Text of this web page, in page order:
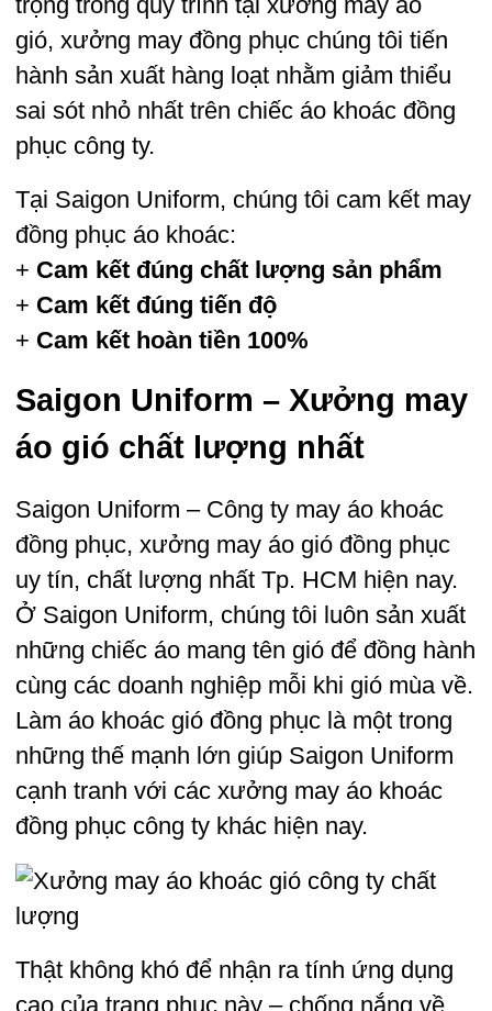
trọng trong quy trình tại xưởng may áo
gió,xưởng may đồng phục chúng tôi tiến
hành sản xuất hàng loạt nhằm giảm thiểu
sai sót nhỏ nhất trên chiếc áo khoác đồng
phục công ty.
Tại Saigon Uniform, chúng tôi cam kết may
đồng phục áo khoác:
+ Cam kết đúng chất lượng sản phẩm
+ Cam kết đúng tiến độ
+ Cam kết hoàn tiền 100%
Saigon Uniform – Xưởng may
áo gió chất lượng nhất
Saigon Uniform – Công ty may áo khoác
đồng phục, xưởng may áo gió đồng phục
uy tín, chất lượng nhất Tp. HCM hiện nay.
Ở Saigon Uniform, chúng tôi luôn sản xuất
những chiếc áo mang tên gió để đồng hành
cùng các doanh nghiệp mỗi khi gió mùa về.
Làm áo khoác gió đồng phục là một trong
những thế mạnh lớn giúp Saigon Uniform
cạnh tranh với các xưởng may áo khoác
đồng phục công ty khác hiện nay.
Thật không khó để nhận ra tính ứng dụng
cao của trang phục này – chống nắng về